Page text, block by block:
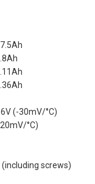
(-30mV/°C)
°C)
screws)